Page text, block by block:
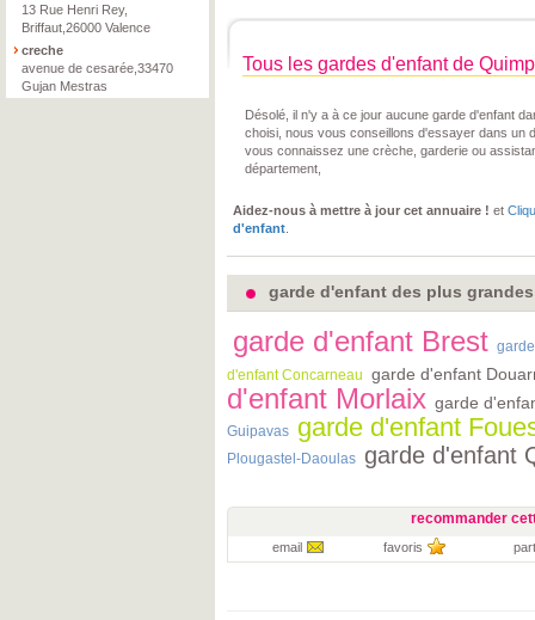
13 Rue Henri Rey,
Briffaut,26000 Valence
creche
avenue de cesarée,33470
Gujan Mestras
Tous les gardes d'enfant de
Désolé, il n'y a à ce jour aucune garde d'enfant
choisi, nous vous conseillons d'essayer dans un
vous connaissez une crèche, garderie ou
département,
Aidez-nous à mettre à jour cet annuaire ! et
d'enfant
garde d'enfant des plus
garde d'enfant Brest
d'enfant Concarneau garde d'enfant
d'enfant Morlaix garde
Guipavas garde d'enfant
Plougastel-Daoulas garde d'enfant
recommander
email favoris